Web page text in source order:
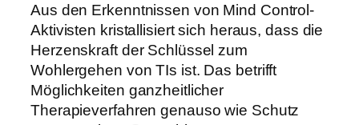
Aus den Erkenntnissen von Mind Control-
Aktivisten kristallisiert sich heraus, dass die
Herzenskraft der Schlüssel zum
Wohlergehen von TIs ist. Das betrifft
Möglichkeiten ganzheitlicher
Therapieverfahren genauso wie Schutz